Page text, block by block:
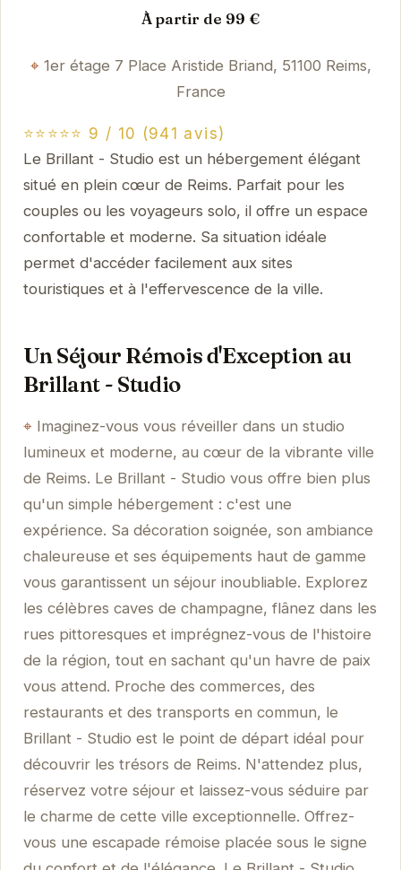
À partir de 99 €
1er étage 7 Place Aristide Briand, 51100 Reims,
France
⭐⭐⭐⭐⭐ 9 / 10 (941 avis)
Le Brillant - Studio est un hébergement élégant
situé en plein cœur de Reims. Parfait pour les
couples ou les voyageurs solo, il offre un espace
confortable et moderne. Sa situation idéale
permet d'accéder facilement aux sites
touristiques et à l'effervescence de la ville.
Un Séjour Rémois d'Exception au
Brillant - Studio
Imaginez-vous vous réveiller dans un studio
lumineux et moderne, au cœur de la vibrante ville
de Reims. Le Brillant - Studio vous offre bien plus
qu'un simple hébergement : c'est une
expérience. Sa décoration soignée, son ambiance
chaleureuse et ses équipements haut de gamme
vous garantissent un séjour inoubliable. Explorez
les célèbres caves de champagne, flânez dans les
rues pittoresques et imprégnez-vous de l'histoire
de la région, tout en sachant qu'un havre de paix
vous attend. Proche des commerces, des
restaurants et des transports en commun, le
Brillant - Studio est le point de départ idéal pour
découvrir les trésors de Reims. N'attendez plus,
réservez votre séjour et laissez-vous séduire par
le charme de cette ville exceptionnelle. Offrez-
vous une escapade rémoise placée sous le signe